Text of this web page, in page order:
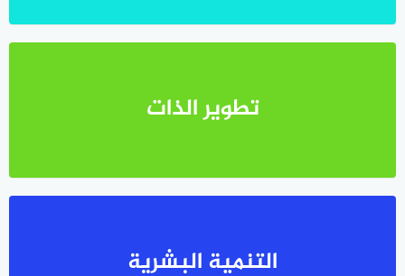
تطوير الذات
التنمية البشرية